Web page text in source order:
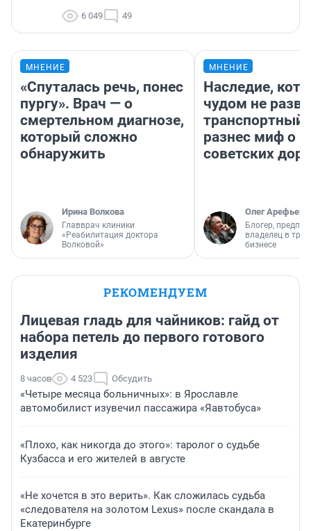
6 049 49
МНЕНИЕ
«Спуталась речь, понес
пургу». Врач — о
смертельном диагнозе,
который сложно
обнаружить
Ирина Волкова
Главврач клиники
«Реабилитация доктора
Волковой»
МНЕНИЕ
Наследие,
чудом не
транспортный
разнес миф о
советских
Олег Арефьев
Блогер,
владелец в
бизнесе
РЕКОМЕНДУЕМ
Лицевая гладь для чайников: гайд от
набора петель до первого готового
изделия
8 часов 4 523 Обсудить
«Четыре месяца больничных»: в Ярославле
автомобилист изувечил пассажира «Яавтобуса»
«Плохо, как никогда до этого»: таролог о судьбе
Кузбасса и его жителей в августе
«Не хочется в это верить». Как сложилась судьба
«следователя на золотом Lexus» после скандала в
Екатеринбурге